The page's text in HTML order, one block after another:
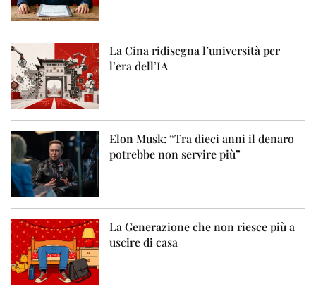
La Cina ridisegna l’università per
l’era dell’IA
Elon Musk: “Tra dieci anni il denaro
potrebbe non servire più”
La Generazione che non riesce più a
uscire di casa